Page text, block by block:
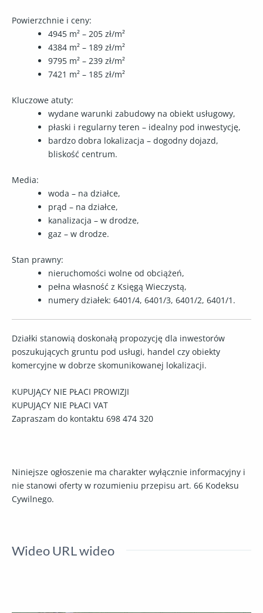
Powierzchnie i ceny:
4945 m² – 205 zł/m²
4384 m² – 189 zł/m²
9795 m² – 239 zł/m²
7421 m² – 185 zł/m²
Kluczowe atuty:
wydane warunki zabudowy na obiekt usługowy,
płaski i regularny teren – idealny pod inwestycję,
bardzo dobra lokalizacja – dogodny dojazd,
bliskość centrum.
Media:
woda – na działce,
prąd – na działce,
kanalizacja – w drodze,
gaz – w drodze.
Stan prawny:
nieruchomości wolne od obciążeń,
pełna własność z Księgą Wieczystą,
numery działek: 6401/4, 6401/3, 6401/2, 6401/1 .
Działki stanowią doskonałą propozycję dla inwestorów
poszukujących gruntu pod usługi, handel czy obiekty
komercyjne w dobrze skomunikowanej lokalizacji.
KUPUJĄCY NIE PŁACI PROWIZJI
KUPUJĄCY NIE PŁACI VAT
Zapraszam do kontaktu 698 474 320
Niniejsze ogłoszenie ma charakter wyłącznie informacyjny i
nie stanowi oferty w rozumieniu przepisu art. 66 Kodeksu
Cywilnego.
Wideo URL wideo